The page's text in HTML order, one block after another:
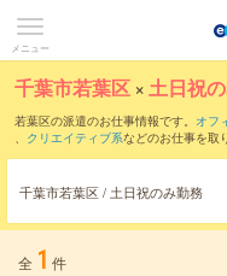
メニュー
千葉市若葉区 ×土日祝
若葉区の派遣のお仕事情報です。 オフ
、 クリエイティブ系などのお仕事を取
千葉市若葉区 / 土日祝のみ勤務
全 1 件